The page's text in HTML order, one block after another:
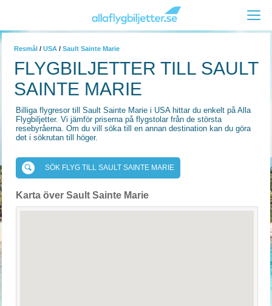
Resmål / USA / Sault Sainte Marie
FLYGBILJETTER TILL SAULT
SAINTE MARIE
Billiga flygresor till Sault Sainte Marie i USA hittar du enkelt på Alla
Flygbiljetter. Vi jämför priserna på flygstolar från de största
resebyråerna. Om du vill söka till en annan destination kan du göra
det i sökrutan till höger.
SÖK FLYG TILL SAULT SAINTE MARIE
Karta över Sault Sainte Marie